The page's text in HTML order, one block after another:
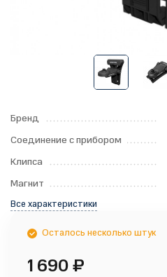
Бренд
Соединение с прибором
Клипса
Магнит
Все характеристики
Осталось несколько штук
1 690₽